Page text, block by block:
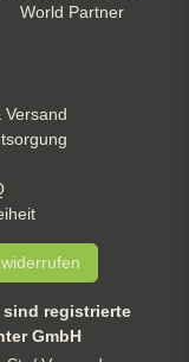
World Partner
Versand
sind registrierte
GmbH